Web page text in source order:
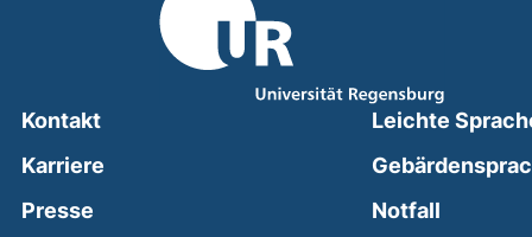
Kontakt
Karriere
Presse
Leichte
Notfall